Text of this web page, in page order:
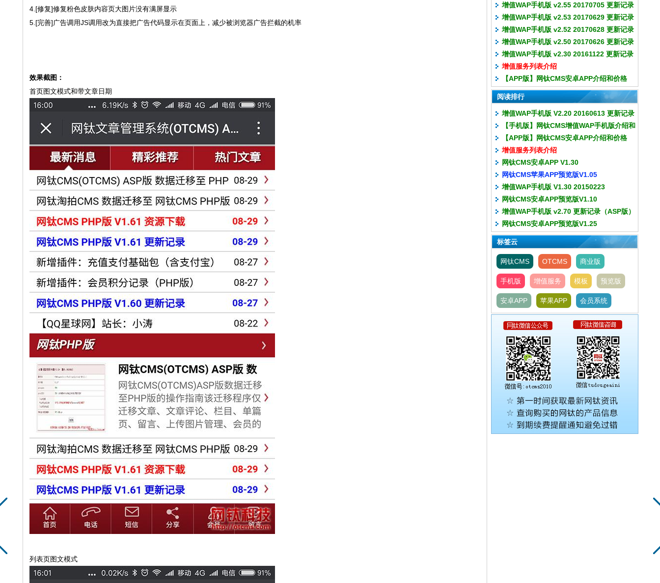
4.[修复]修复粉色皮肤内容页大图片没有满屏显示
5.[完善]广告调用JS调用改为直接把广告代码显示在页面上，减少被浏览器广告拦截的机率
效果截图：
首页图文模式和带文章日期
列表页图文模式
增值WAP手机版 v2.55 20170705 更新记录
增值WAP手机版 v2.53 20170629 更新记录
增值WAP手机版 v2.52 20170628 更新记录
增值WAP手机版 v2.50 20170626 更新记录
增值WAP手机版 v2.30 20161122 更新记录
增值服务列表介绍
【APP版】网钛CMS安卓APP介绍和价格
阅读排行
增值WAP手机版 V2.20 20160613 更新记录
【手机版】网钛CMS增值WAP手机版介绍和
价格
【APP版】网钛CMS安卓APP介绍和价格
增值服务列表介绍
网钛CMS安卓APP V1.30
网钛CMS苹果APP预览版V1.05
增值WAP手机版 V1.30 20150223
网钛CMS安卓APP预览版V1.10
增值WAP手机版 v2.70 更新记录（ASP版）
网钛CMS安卓APP预览版V1.25
标签云
网钛CMS OTCMS 商业版
手机版 增值服务 模板 预览版
安卓APP 苹果APP 会员系统